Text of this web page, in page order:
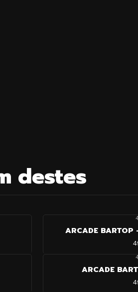
destes
ARCADE BARTOP
ARCADE